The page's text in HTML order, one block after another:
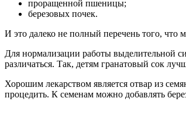
проращенной пшеницы;
березовых почек.
И это далеко не полный перечень того, что
Для нормализации работы выделительной
различаться. Так, детям гранатовый сок
Хорошим лекарством является отвар из
процедить. К семенам можно добавлять